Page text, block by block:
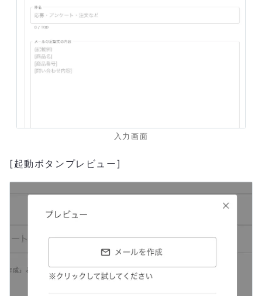
入力画面
[起動ボタンプレビュー]